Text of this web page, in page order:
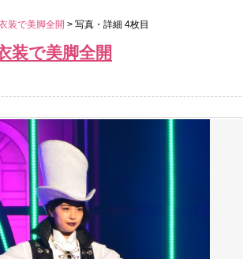
装で美脚全開 > 写真・詳細 4枚目
装で美脚全開